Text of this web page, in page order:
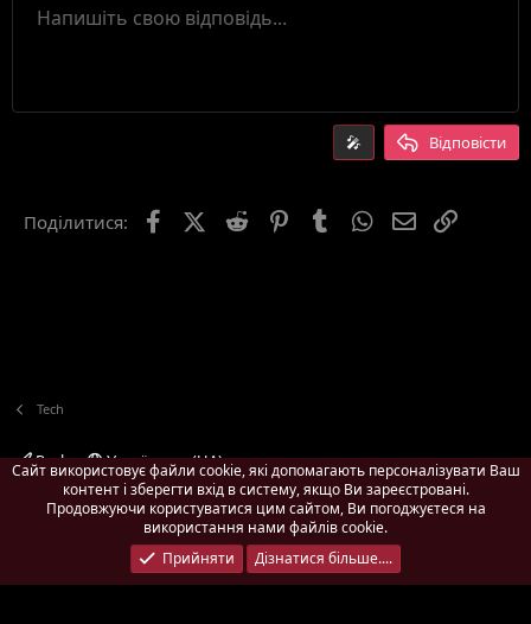
Маркований список
Розмір тексту
9
26
Колір тексту
Шрифт тексту
Arial
Trebuchet MS
Закреслений
Підкреслений
Лінійний програмний код
Лінійний спойлер
Вирівнювання тексту
Вирівняти по лівому краю
Формат абзацу
Звичайний
Заголовок 2
ЦитатаМедіаВставити таблицю
Вставити горизонтальну лінію
Спойлер
Код
Повторити
Ввімкнути режим BB-кодів
Видалити форматування
ЧернеткиЗберегти чернетку
Напишіть свою відповідь...
🎤 Відповісти
Поділитися: FacebookX (Twitter)
Reddit PinterestTumblrWhatsApp
E-mail
Tech
Pach
Українська (UA)
Зворотній зв'язок
Умови і правила
Політика конфіденційності
Дoпoмoга
Головна
R
S
S
Запитів до БД 9 Час виконання
Сайт використовує файли cookie, які допомагають персоналізувати Ваш
контент і зберегти вхід в систему, якщо Ви зареєстровані.
Продовжуючи користуватися цим сайтом, Ви погоджуєтеся на
використання нами файлів cookie.
Прийняти
Дізнатися більше....